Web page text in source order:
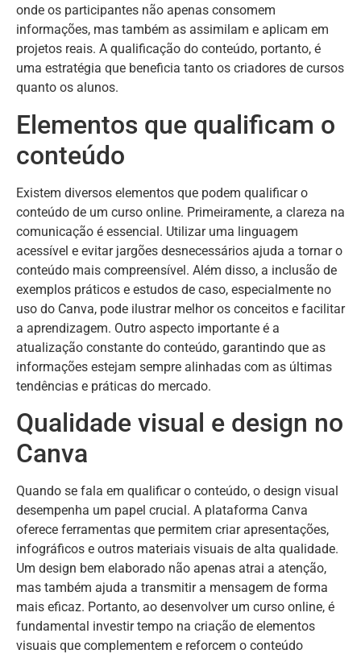
onde os participantes não apenas consomem
informações, mas também as assimilam e aplicam em
projetos reais. A qualificação do conteúdo, portanto, é
uma estratégia que beneficia tanto os criadores de cursos
quanto os alunos.
Elementos que qualificam o
conteúdo
Existem diversos elementos que podem qualificar o
conteúdo de um curso online. Primeiramente, a clareza na
comunicação é essencial. Utilizar uma linguagem
acessível e evitar jargões desnecessários ajuda a tornar o
conteúdo mais compreensível. Além disso, a inclusão de
exemplos práticos e estudos de caso, especialmente no
uso do Canva, pode ilustrar melhor os conceitos e facilitar
a aprendizagem. Outro aspecto importante é a
atualização constante do conteúdo, garantindo que as
informações estejam sempre alinhadas com as últimas
tendências e práticas do mercado.
Qualidade visual e design no
Canva
Quando se fala em qualificar o conteúdo, o design visual
desempenha um papel crucial. A plataforma Canva
oferece ferramentas que permitem criar apresentações,
infográficos e outros materiais visuais de alta qualidade.
Um design bem elaborado não apenas atrai a atenção,
mas também ajuda a transmitir a mensagem de forma
mais eficaz. Portanto, ao desenvolver um curso online, é
fundamental investir tempo na criação de elementos
visuais que complementem e reforcem o conteúdo